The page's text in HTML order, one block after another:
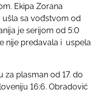
Ekipa Zorana
ušla sa vođstvom od
je serijom od 5:0
nije predavala i uspela
za plasman od 17. do
16:6. Obradović